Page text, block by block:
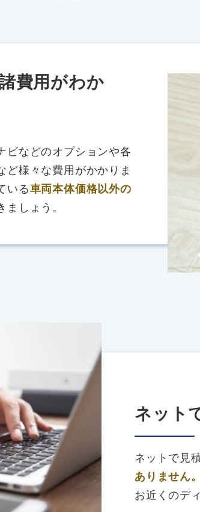
費用がわか
ビなどのオプションや各
ど様々な費用がかかりま
いる車両本体価格以外の
ましょう。
ネット
ネットで見
ありません。
お近くのデ